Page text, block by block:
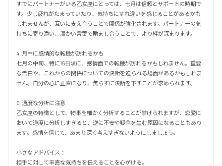
すでにパートナーがいる乙女座にとっては、七月は信頼とサポートの時期で
す。少し疲れがたまっていたり、気持ちにすれ違いを感じることがあるかも
しれませんが、互いに支え合うことで関係が強化されます。パートナーの気
持ちに寄り添い、温かい言葉で励まし合うことで、より絆が深まります。
4. 月中に感情的な転機が訪れるかも
七月の中旬、特に15日頃に、感情面での転機が訪れるかもしれません。重要
な告白や、これからの関係についての決断を迫られる場面があるかもしれま
せん。自分の心に正直になり、焦らずに決断を下すことが求められます。
5. 過度な分析に注意
乙女座の特徴として、物事を細かく分析することが挙げられますが、恋愛に
おいて過度に分析しすぎると、逆に不安や疑念を生む原因になることもあり
ます。感情を信じて、あまり深く考えすぎないようにしましょう。
小さなアドバイス：
相手に対して率直な気持ちを伝えることを心がける。